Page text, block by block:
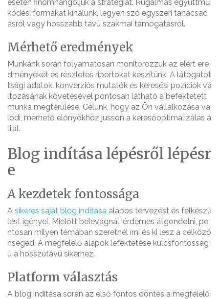
esetén finomhangoljuk a stratégiát. Rugalmas együttmű
ködési formákat kínálunk, legyen szó egyszeri tanácsad
ásról vagy hosszabb távú szakmai támogatásról.
Mérhető eredmények
Munkánk során folyamatosan monitorozzuk az elért ere
dményeket és részletes riportokat készítünk. A látogatot
tsági adatok, konverziós mutatók és keresési pozíciók vá
ltozásának követésével pontosan látható a befektetett
munka megtérülése. Célunk, hogy az Ön vállalkozása va
lódi, mérhető előnyökhöz jusson a keresőoptimalizálás á
ltal.
Blog indítása lépésről lépésr
e
A kezdetek fontossága
A sikeres saját blog indítása alapos tervezést és felkészü
lést igényel. Mielőtt belevágnál, érdemes átgondolni, po
ntosan milyen témában szeretnél írni és ki lesz a célközö
nséged. A megfelelő alapok lefektetése kulcsfontosság
ú a hosszútávú sikerhez.
Platform választás
A blog indítása során az első fontos döntés a megfelelő